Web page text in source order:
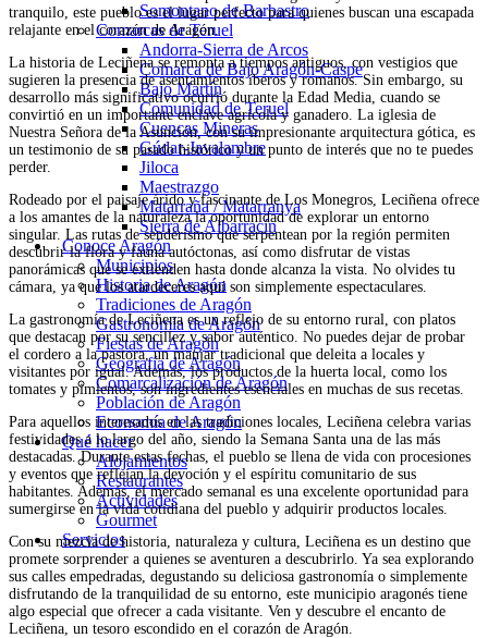
Somontano de Barbastro
Comarcas de Teruel
Andorra-Sierra de Arcos
Comarca de Bajo Aragón-Caspe
Bajo Martín
Comunidad de Teruel
Cuencas Mineras
Gúdar-Javalambre
Jiloca
Maestrazgo
Matarraña / Matarranya
Sierra de Albarracín
Conoce Aragón
Municipios
Historia de Aragón
Tradiciones de Aragón
Gastronomía de Aragón
Fiestas de Aragón
Geografía de Aragón
Comarcalización de Aragón
Población de Aragón
Economía de Aragón
Qué hacer
Alojamientos
Restaurantes
Actividades
Gourmet
Servicios
tranquilo, este pueblo es el lugar perfecto para quienes buscan una escapada
relajante en el corazón de Aragón.
La historia de Leciñena se remonta a tiempos antiguos, con vestigios que
sugieren la presencia de asentamientos íberos y romanos. Sin embargo, su
desarrollo más significativo ocurrió durante la Edad Media, cuando se
convirtió en un importante enclave agrícola y ganadero. La iglesia de
Nuestra Señora de la Asunción, con su impresionante arquitectura gótica, es
un testimonio de su pasado histórico y un punto de interés que no te puedes
perder.
Rodeado por el paisaje árido y fascinante de Los Monegros, Leciñena ofrece
a los amantes de la naturaleza la oportunidad de explorar un entorno
singular. Las rutas de senderismo que serpentean por la región permiten
descubrir la flora y fauna autóctonas, así como disfrutar de vistas
panorámicas que se extienden hasta donde alcanza la vista. No olvides tu
cámara, ya que los atardeceres aquí son simplemente espectaculares.
La gastronomía de Leciñena es un reflejo de su entorno rural, con platos
que destacan por su sencillez y sabor auténtico. No puedes dejar de probar
el cordero a la pastora, un manjar tradicional que deleita a locales y
visitantes por igual. Además, los productos de la huerta local, como los
tomates y pimientos, son ingredientes esenciales en muchas de sus recetas.
Para aquellos interesados en las tradiciones locales, Leciñena celebra varias
festividades a lo largo del año, siendo la Semana Santa una de las más
destacadas. Durante estas fechas, el pueblo se llena de vida con procesiones
y eventos que reflejan la devoción y el espíritu comunitario de sus
habitantes. Además, el mercado semanal es una excelente oportunidad para
sumergirse en la vida cotidiana del pueblo y adquirir productos locales.
Con su mezcla de historia, naturaleza y cultura, Leciñena es un destino que
promete sorprender a quienes se aventuren a descubrirlo. Ya sea explorando
sus calles empedradas, degustando su deliciosa gastronomía o simplemente
disfrutando de la tranquilidad de su entorno, este municipio aragonés tiene
algo especial que ofrecer a cada visitante. Ven y descubre el encanto de
Leciñena, un tesoro escondido en el corazón de Aragón.